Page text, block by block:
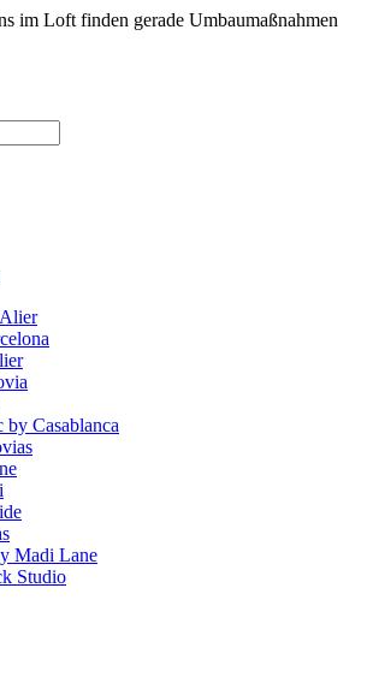
im Loft finden gerade Umbaumaßnahmen
by Casablanca
Madi Lane
Studio